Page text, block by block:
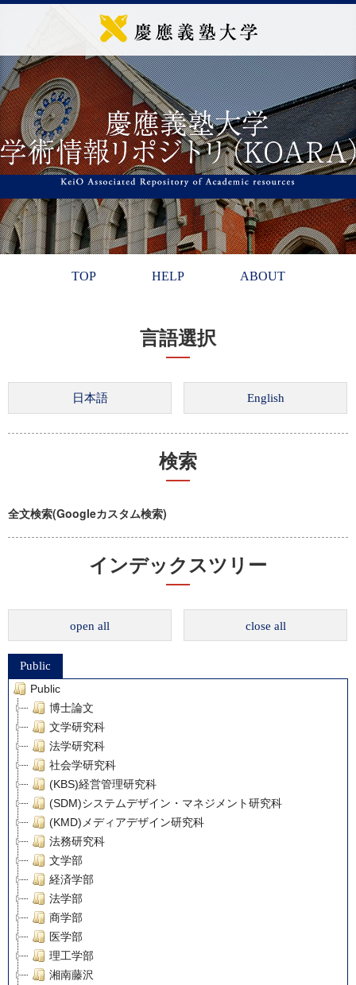
TOP HELP ABOUT
言語選択
検索
全文検索(Googleカスタム検索)
インデックスツリー
open all close all
Public
Public
博士論文
文学研究科
法学研究科
社会学研究科
(KBS)経営管理研究科
(SDM)システムデザイン・マネジメント研究科
(KMD)メディアデザイン研究科
法務研究科
文学部
経済学部
法学部
商学部
医学部
理工学部
湘南藤沢